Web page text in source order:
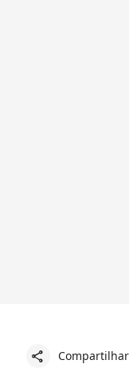
share Compartilhar